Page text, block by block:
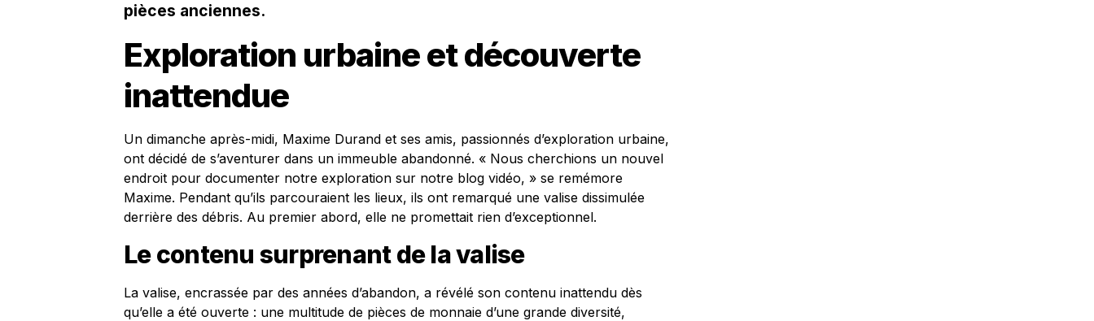
pièces anciennes.
Exploration urbaine et découverte
inattendue
Un dimanche après-midi, Maxime Durand et ses amis, passionnés d’exploration urbaine,
ont décidé de s’aventurer dans un immeuble abandonné. « Nous cherchions un nouvel
endroit pour documenter notre exploration sur notre blog vidéo, » se remémore
Maxime. Pendant qu’ils parcouraient les lieux, ils ont remarqué une valise dissimulée
derrière des débris. Au premier abord, elle ne promettait rien d’exceptionnel.
Le contenu surprenant de la valise
La valise, encrassée par des années d’abandon, a révélé son contenu inattendu dès
qu’elle a été ouverte : une multitude de pièces de monnaie d’une grande diversité,